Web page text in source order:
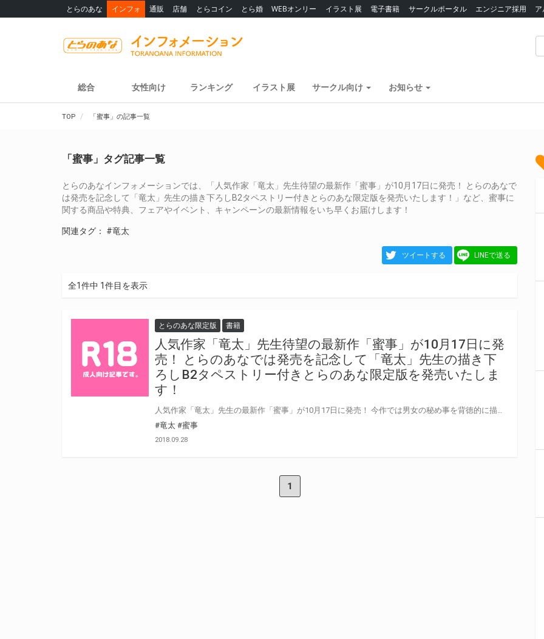
とらのあな インフォ 通販 店舗 とらコイン とら婚 WEBオンリー イラスト展 電子書籍 サークルポータル エンジニア採用
総合 女性向け ランキング イラスト展 サークル向け お知らせ
TOP 「蜜事」の記事一覧
「蜜事」タグ記事一覧
とらのあなインフォメーションでは、「人気作家「竜太」先生待望の最新作「蜜事」が10月17日に発売！ とらのあなで
は発売を記念して「竜太」先生の描き下ろしB2タペストリー付きとらのあな限定版を発売いたします！」など、蜜事に
関する商品や特典、フェアやイベント、キャンペーンの最新情報をいち早くお届けします！
関連タグ： #竜太
ツイートする LINEで送る
全1件中 1件目を表示
とらのあな限定版 書籍
人気作家「竜太」先生待望の最新作「蜜事」が10月17日に発
売！ とらのあなでは発売を記念して「竜太」先生の描き下
ろしB2タペストリー付きとらのあな限定版を発売いたしま
す！
#竜太 #蜜事
2018.09.28
1